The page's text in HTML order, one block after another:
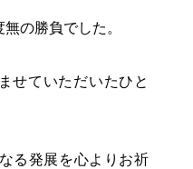
の勝負でした。
せていただいたひと
る発展を心よりお祈